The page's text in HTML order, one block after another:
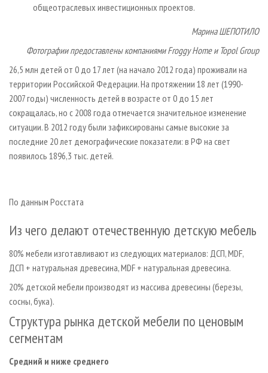
общеотраслевых инвестиционных проектов.
Марина ШЕПОТИЛО
Фотографии предоставлены компаниями Froggy Home и Topol Group
26,5 млн детей от 0 до 17 лет (на начало 2012 года) проживали на
территории Российской Федерации. На протяжении 18 лет (1990-
2007 годы) численность детей в возрасте от 0 до 15 лет
сокращалась, но с 2008 года отмечается значительное изменение
ситуации. В 2012 году были зафиксированы самые высокие за
последние 20 лет демографические показатели: в РФ на свет
появилось 1896,3 тыс. детей.
По данным Росстата
Из чего делают отечественную детскую мебель
80% мебели изготавливают из следующих материалов: ДСП, MDF,
ДСП + натуральная древесина, MDF + натуральная древесина.
20% детской мебели производят из массива древесины (березы,
сосны, бука).
Структура рынка детской мебели по ценовым
сегментам
Средний и ниже среднего